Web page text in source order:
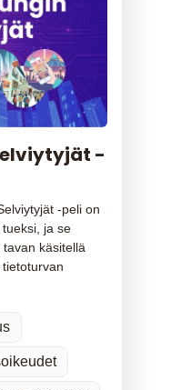
-
-peli on
ja se
käsitellä